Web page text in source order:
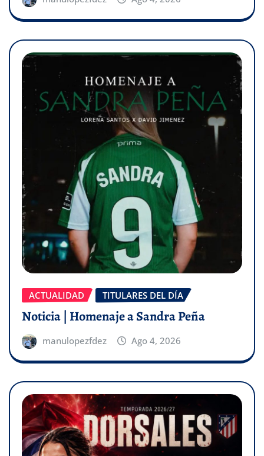
ACTUALIDAD TITULARES DEL DÍA
Noticia | Homenaje a Sandra Peña
manulopezfdez Ago 4, 2026